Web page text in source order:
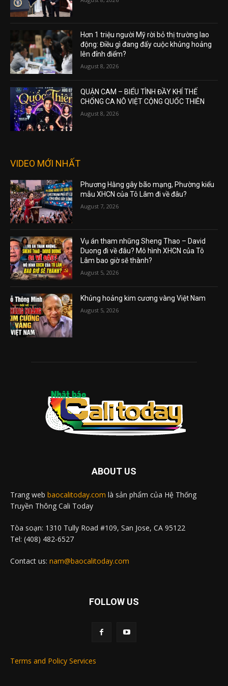
Hơn 1 triệu người Mỹ rời bỏ thị trường lao
động: Điều gì đang đẩy cuộc khủng hoảng
lên đỉnh điểm?
August 8, 2026
QUẬN CAM – BIỂU TÌNH ĐẦY KHÍ THẾ
CHỐNG CA NÔ VIỆT CỘNG QUỐC THIÊN
August 8, 2026
VIDEO MỚI NHẤT
Phương Hằng gây bão mạng, Phường kiểu
mẫu XHCN của Tô Lâm đi về đâu?
August 7, 2026
Vụ án tham nhũng Sheng Thao – David
Duong đi về đâu? Mô hình XHCN của Tô
Lâm bao giờ sẽ thành?
August 5, 2026
Khủng hoảng kim cương vàng Việt Nam
August 5, 2026
ABOUT US
Trang web baocalitoday.com là sản phẩm của Hệ Thống
Truyền Thông Cali Today
Tòa soạn: 1310 Tully Road #109, San Jose, CA 95122
Tel: (408) 482-6527
Contact us: nam@baocalitoday.com
FOLLOW US
Terms and Policy Services